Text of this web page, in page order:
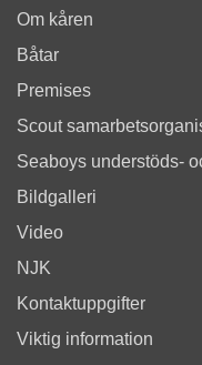
Om kåren
Båtar
Premises
Scout
Seaboys understöds-
Bildgalleri
Video
NJK
Kontaktuppgifter
Viktig information